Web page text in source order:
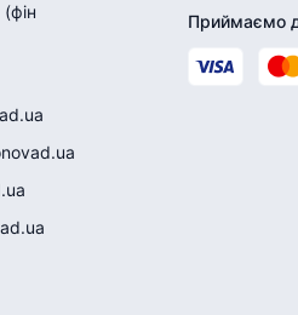
(фін
Приймаємо